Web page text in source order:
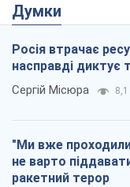
Думки
Росія втрачає
насправді диктує
Сергій Місюра 8,1
"Ми вже проходили
не варто
ракетний терор